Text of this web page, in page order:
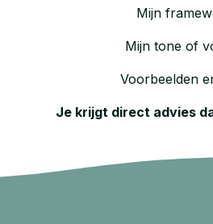
Mijn
Mijn tone of
Voorbeelden
Je krijgt direct advies